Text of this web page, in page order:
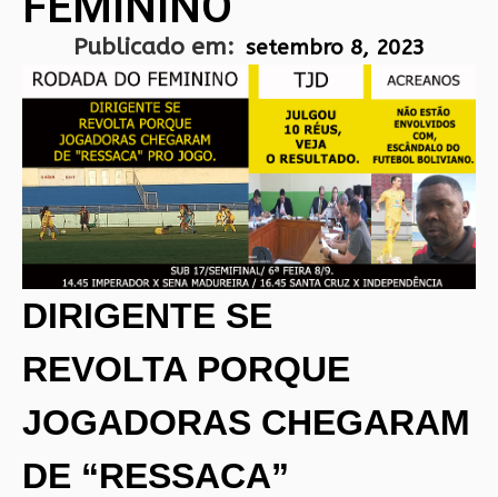
Publicado em: setembro 8, 2023
DIRIGENTE SE
REVOLTA PORQUE
JOGADORAS CHEGARAM
DE “RESSACA”